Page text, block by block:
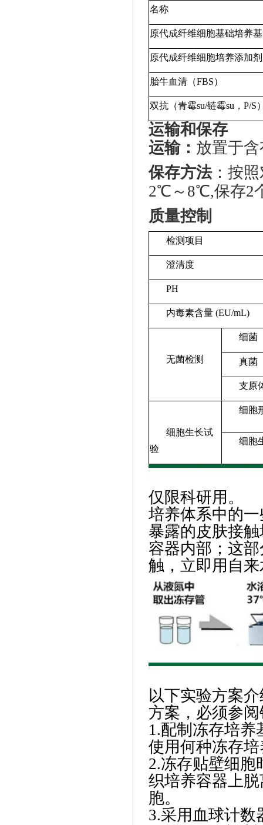
名称
原代成纤维细胞基础培养基
原代成纤维细胞培养添加剂
胎牛血清（FBS）
双抗（青霉su/链霉su ， P/S
运输和保存
运输： 放置于
保存方法：按
2℃～8℃,保存2
质量控制
检测项目
澄清度
PH
内毒素含量 (EU/mL)
无菌检测
细菌
真菌
支原
细胞生长试
验
细胞
细胞
仅限科研用。
培养体系中的
暴露的皮肤接
容器内部；这
触，立即用自
以下实验方案
方案，必须参
1.配制冻存培养
使用何种冻存
2.冻存贴壁细胞
织培养容器上
胞。
3.采用血球计数